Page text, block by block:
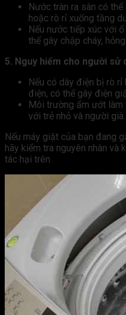
Nước tràn ra sàn có
hoặc rò rỉ xuống tầng
Nếu nước tiếp xúc với
thể gây chập cháy,
5. Nguy hiểm cho người sử
Nếu có dây điện bị rò
điện, có thể gây điện
Môi trường ẩm ướt
với trẻ nhỏ và người già.
Nếu máy giặt của bạn đang
hãy kiểm tra nguyên nhân và
tác hại trên.